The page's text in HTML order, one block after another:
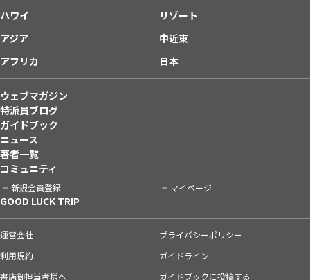
ハワイ
リゾート
アジア
中近東
アフリカ
日本
ウェブマガジン
特派員ブログ
ガイドブック
ニュース
著者一覧
コミュニティ
新規会員登録 マイページ
GOOD LUCK TRIP
運営会社
プライバシーポリシー
利用規約
ガイドライン
書店御担当者様へ
ガイドブックに投稿する